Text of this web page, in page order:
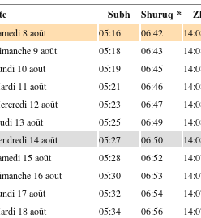
Subh Shuruq *
8 août 05:16 06:42
9 août 05:18 06:43
10 août 05:19 06:45
11 août 05:21 06:46
12 août 05:23 06:47
13 août 05:25 06:49
14 août 05:27 06:50
15 août 05:28 06:52
16 août 05:30 06:53
17 août 05:32 06:54
18 août 05:34 06:56